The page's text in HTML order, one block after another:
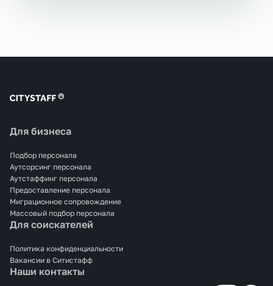
Наши контакты
Для бизнеса
Подбор персонала
Аутсорсинг персонала
Аутстаффинг персонала
Предоставление персонала
Миграционное сопровождение
Массовый подбор персонала
Для соискателей
Политика конфиденциальности
Вакансии в Ситистафф